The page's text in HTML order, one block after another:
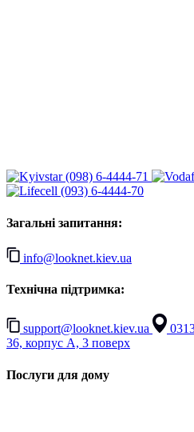
(098) 6-4444-71
(093) 6-4444-70
Загальні запитання:
info@looknet.kiev.ua
Технічна підтримка:
support@looknet.kiev.ua
36, корпус А, 3 поверх
Послуги для дому